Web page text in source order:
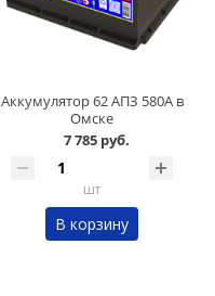
Аккумулятор 62 АПЗ 580А в
Омске
7 785 руб.
шт
В корзину